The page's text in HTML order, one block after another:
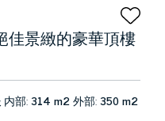
佳景緻的豪華頂樓
内部:314 m2外部:350 m2